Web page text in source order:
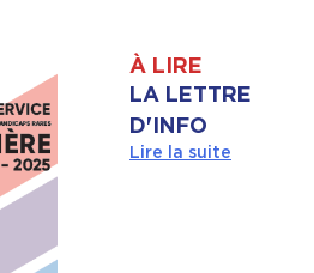
À LIRE
LA LETTRE
D'INFO
Lire la suite